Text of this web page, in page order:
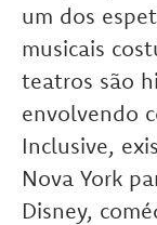
um dos
musicais
teatros são
envolvendo
Inclusive,
Nova York
Disney,